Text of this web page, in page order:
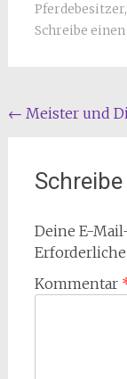
Pferdebesitzer,
Schreibe
← Meister und
Deine E-
Kommentar